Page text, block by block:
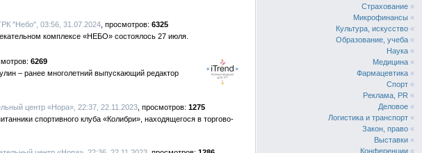
"Небо", 03:56, 31.07.2024
6325
комплексе «НЕБО» состоялось 27 июля.
6269
– ранее многолетний выпускающий редактор
центр «Нора», 22:37, 22.11.2023
1275
спортивного клуба «Колибри», находящегося в торгово-
Страхование «
Микрофинансы «
Культура, искусство «
Образование, учеба «
Наука «
Медицина «
Фармацевтика «
Спорт «
Реклама, PR «
Деловое «
Логистика и транспорт «
Закон, право «
Выставки «
Конференции «